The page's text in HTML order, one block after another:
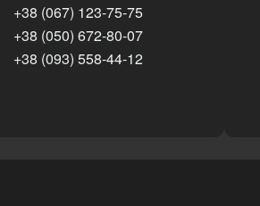
+38 (067) 123-75-75
+38 (050) 672-80-07
+38 (093) 558-44-12